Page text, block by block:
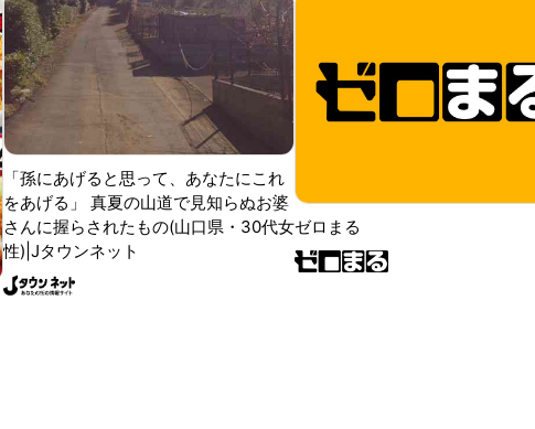
「孫にあげると思って、あなたにこれ
をあげる」 真夏の山道で見知らぬお婆
さんに握らされたもの(山口県・30代女
性)|Jタウンネット
ゼロまる